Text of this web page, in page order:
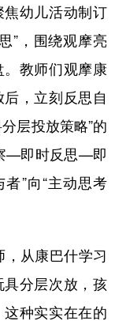
幼儿活动制订
”，围绕观摩亮
教师们观摩康
，立刻反思自
层投放策略”的
—即时反思—即
”向“主动思考
从康巴什学习
分层次放，孩
种实实在在的